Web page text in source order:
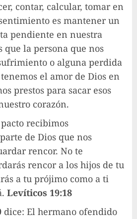
contar, calcular, tomar en
es mantener un
pendiente en nuestra
que la persona que nos
o alguna perdida
el amor de Dios en
prestos para sacar esos
corazón.
recibimos
de Dios que nos
rencor. No te
rencor a los hijos de tu
a tu prójimo como a ti
Levíticos 19:18
dice: El hermano ofendido